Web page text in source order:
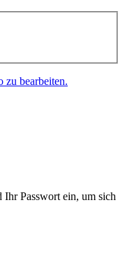
zu bearbeiten.
Ihr Passwort ein, um sich